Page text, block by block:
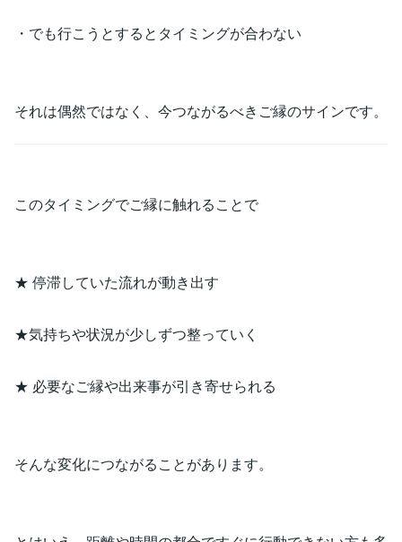
・でも行こうとするとタイミングが合わない
それは偶然ではなく、今つながるべきご縁のサインです。
このタイミングでご縁に触れることで
★ 停滞していた流れが動き出す
★気持ちや状況が少しずつ整っていく
★ 必要なご縁や出来事が引き寄せられる
そんな変化につながることがあります。